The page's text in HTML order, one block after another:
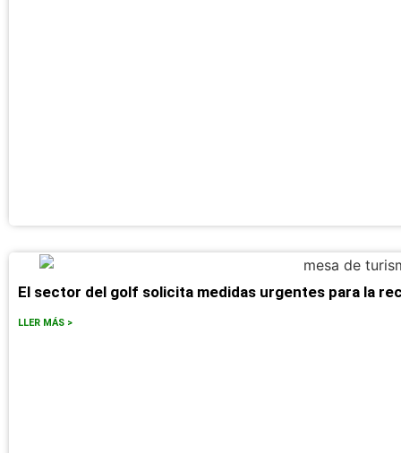
El sector del golf solicita medidas urgentes para la
LLER MÁS >